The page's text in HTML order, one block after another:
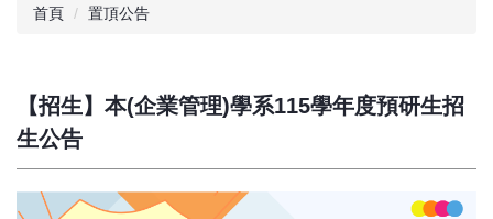
首頁 置頂公告
【招生】本(企業管理)學系115學年度預研生招
生公告